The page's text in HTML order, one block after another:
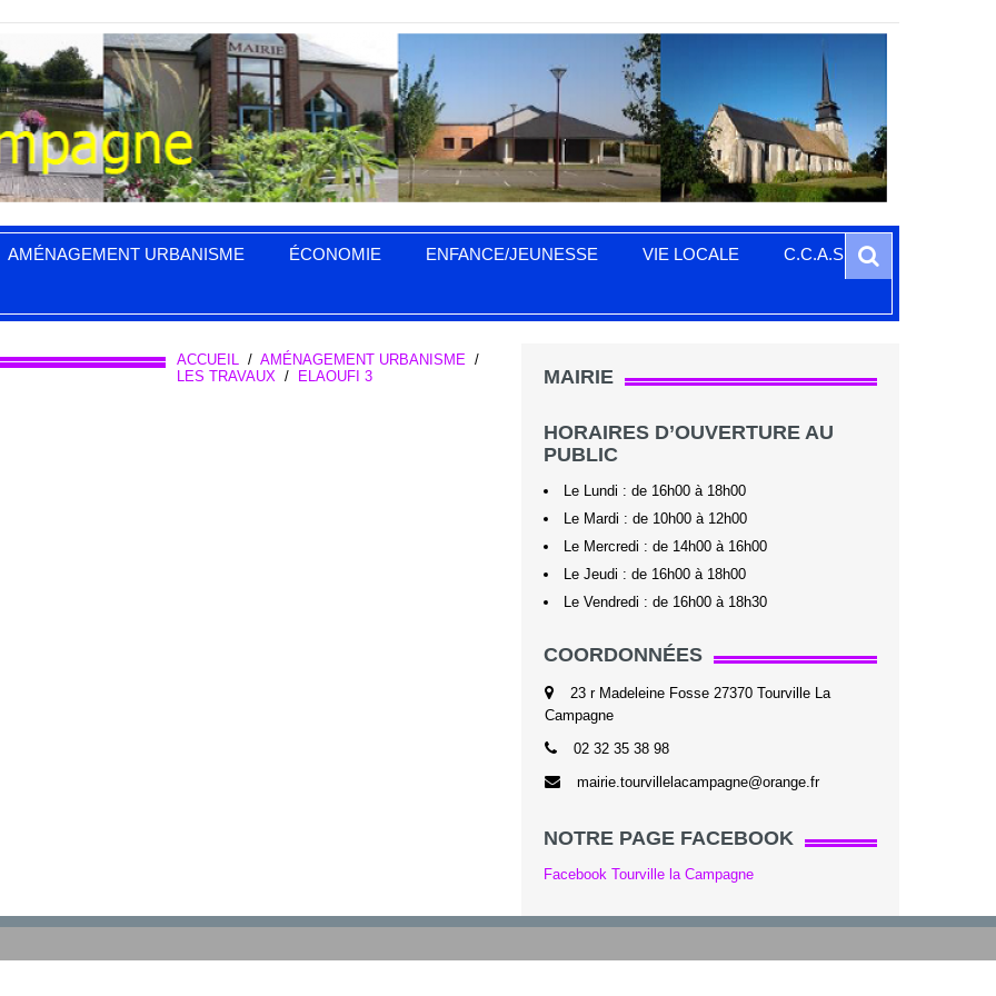
AMÉNAGEMENT URBANISME ÉCONOMIE ENFANCE/JEUNESSE VIE LOCALE C.C.A.S.
ACCUEIL / AMÉNAGEMENT URBANISME /
LES TRAVAUX / ELAOUFI 3 MAIRIE
HORAIRES D’OUVERTURE AU
PUBLIC
Le Lundi : de 16h00 à 18h00
Le Mardi : de 10h00 à 12h00
Le Mercredi : de 14h00 à 16h00
Le Jeudi : de 16h00 à 18h00
Le Vendredi : de 16h00 à 18h30
COORDONNÉES
23 r Madeleine Fosse 27370 Tourville La
Campagne
02 32 35 38 98
mairie.tourvillelacampagne@orange.fr
NOTRE PAGE FACEBOOK
Facebook Tourville la Campagne